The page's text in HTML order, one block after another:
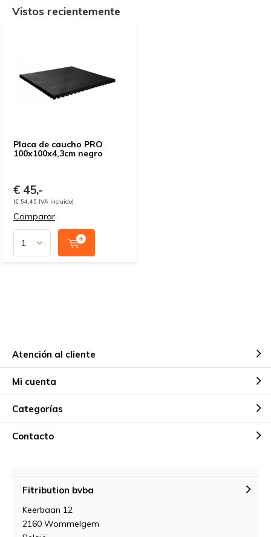
Vistos recientemente
Placa de caucho PRO
100x100x4,3cm negro
€ 45,-
(€ 54,45 IVA incluido)
Comparar
Atención al cliente
Mi cuenta
Categorías
Contacto
Fitribution bvba
Keerbaan 12
2160 Wommelgem